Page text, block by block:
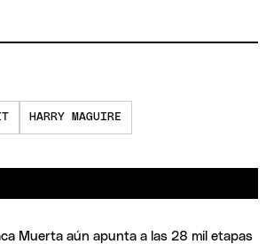
HARRY MAGUIRE
Muerta aún apunta a las 28 mil etapas